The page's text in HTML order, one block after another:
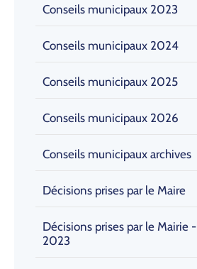
Conseils municipaux 2023
Conseils municipaux 2024
Conseils municipaux 2025
Conseils municipaux 2026
Conseils municipaux archives
Décisions prises par le Maire
Décisions prises par le Mairie -
2023